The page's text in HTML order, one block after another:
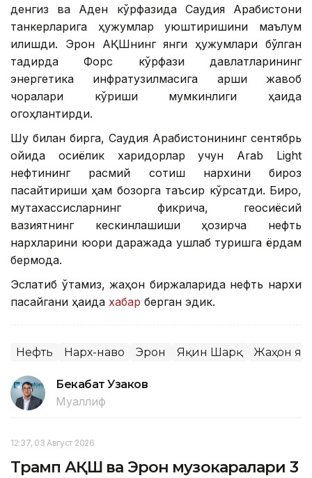
денгиз ва Аден кўрфазида Саудия Арабистони
танкерларига ҳужумлар уюштиришини маълум
қилишди. Эрон АҚШнинг янги ҳужумлари бўлган
тақдирда Форс кўрфази давлатларининг
энергетика инфратузилмасига қарши жавоб
чоралари кўриши мумкинлиги ҳақида
огоҳлантирди.
Шу билан бирга, Саудия Арабистонининг сентябрь
ойида осиёлик харидорлар учун Arab Light
нефтининг расмий сотиш нархини бироз
пасайтириши ҳам бозорга таъсир кўрсатди. Бироқ,
мутахассисларнинг фикрича, геосиёсий
вазиятнинг кескинлашиши ҳозирча нефть
нархларини юқори даражада ушлаб туришга ёрдам
бермоқда.
Эслатиб ўтамиз, жаҳон биржаларида нефть нархи
пасайгани ҳақида хабар берган эдик.
Нефть Нарх-наво Эрон Яқин Шарқ Жаҳон
Бекабат Узаков
Муаллиф
12:37, 03 Август 2026
Трамп АҚШ ва Эрон музокаралари 3